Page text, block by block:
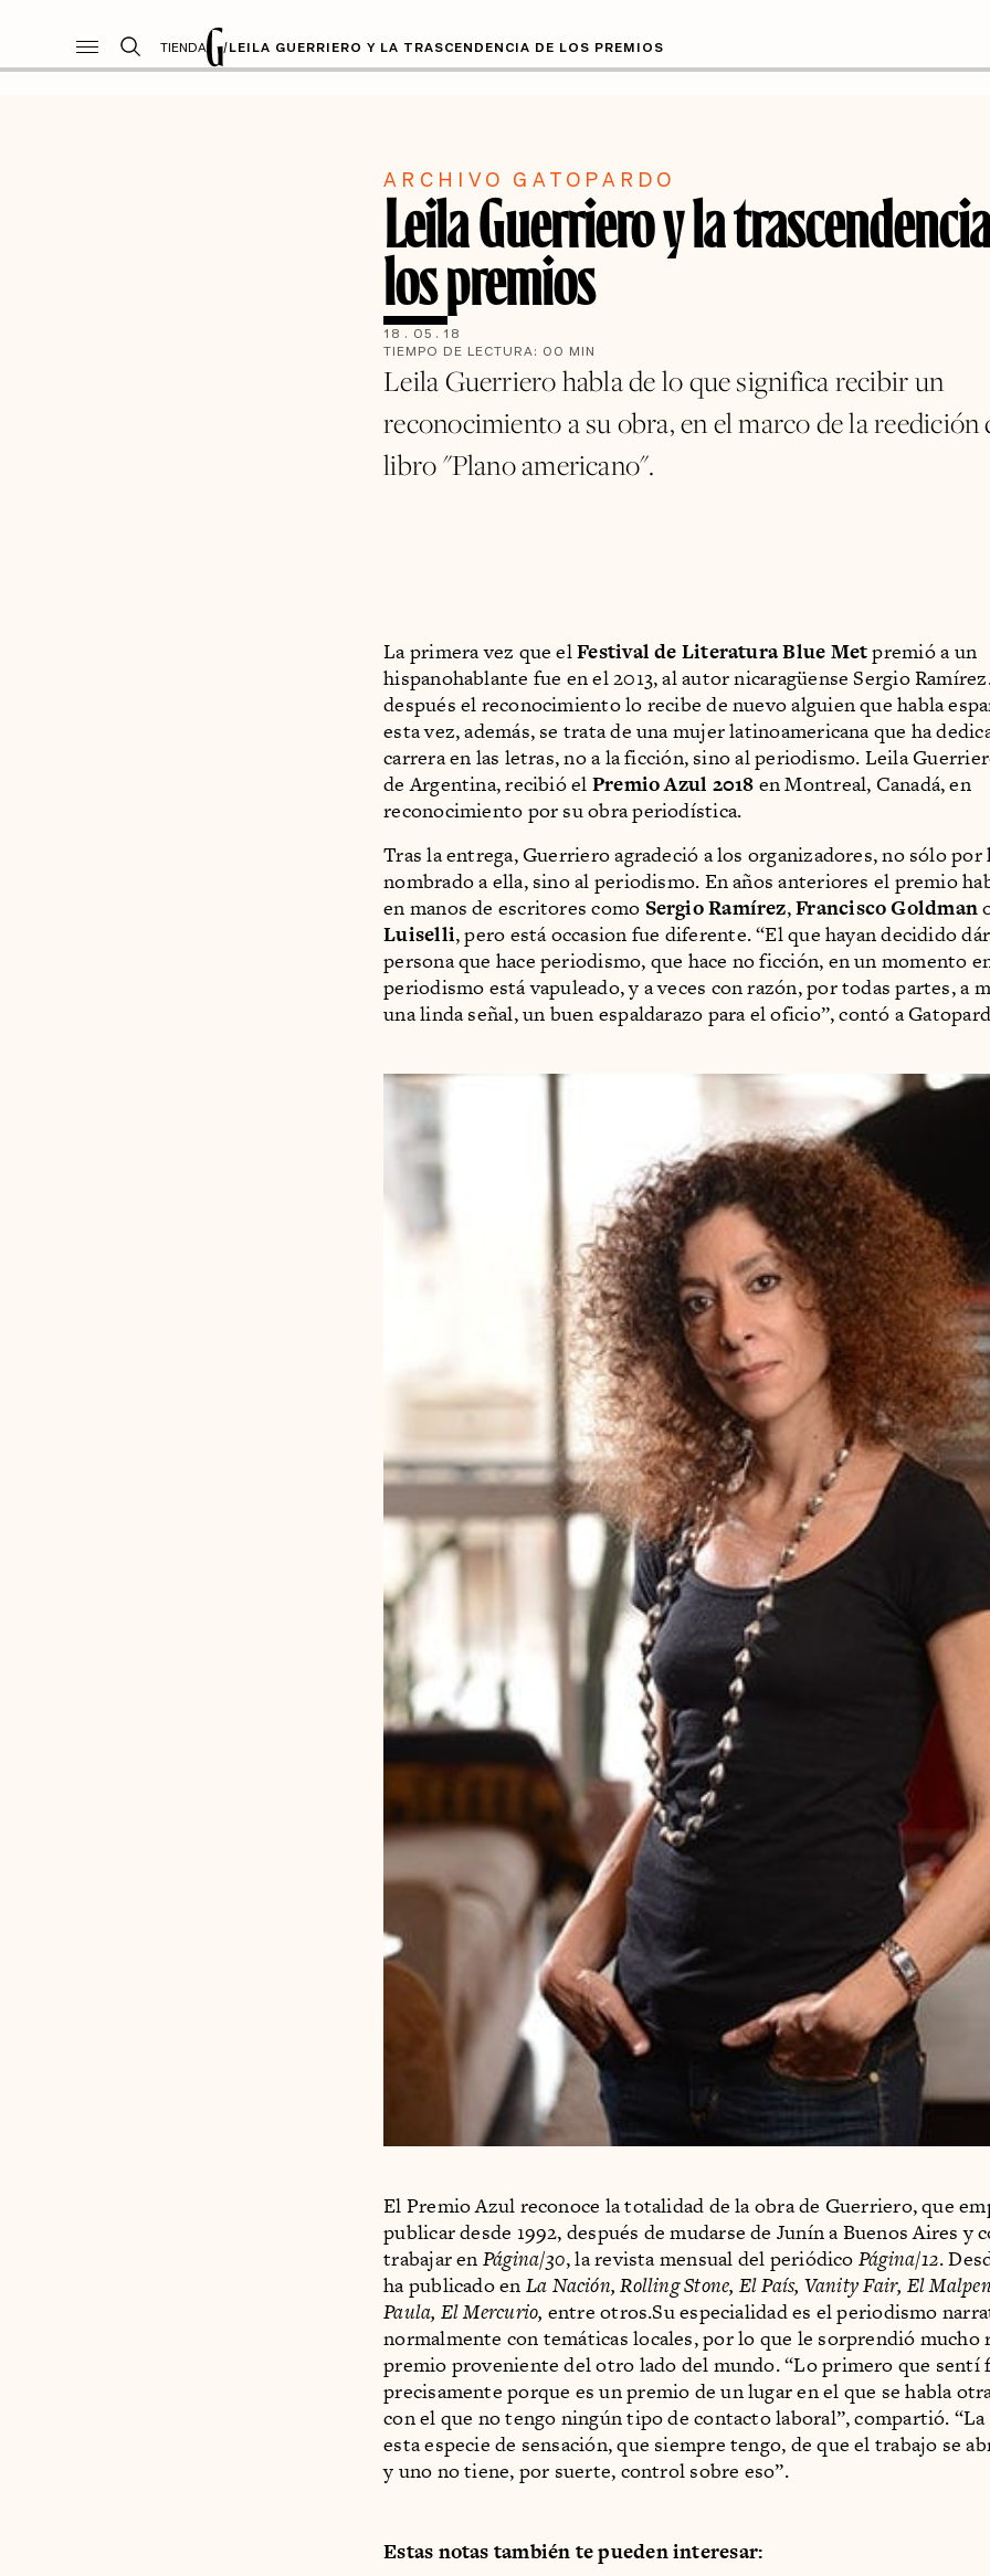
TIENDA /LEILA GUERRIERO Y LA TRASCENDENCIA DE LOS PREMIOS
ARCHIVO GATOPARDO
Leila Guerriero y la
los premios
18 . 05 . 18
TIEMPO DE LECTURA: 00 MIN
Leila Guerriero habla de lo que significa recibir un
reconocimiento a su obra, en el marco de la reedición
libro "Plano americano".
La primera vez que elFestival de Literatura Blue Metpremió a un
hispanohablante fue en el 2013, al autor nicaragüense Sergio
después el reconocimiento lo recibe de nuevo alguien que habla
esta vez, además, se trata de una mujer latinoamericana que ha
carrera en las letras, no a la ficción, sino al periodismo. Leila
de Argentina, recibió el Premio Azul 2018 en Montreal, Canadá, en
reconocimiento por su obra periodística.
Tras la entrega, Guerriero agradeció a los organizadores, no sólo por
nombrado a ella, sino al periodismo. En años anteriores el premio
en manos de escritores como Sergio Ramírez,Francisco Goldman
Luiselli, pero está occasion fue diferente. “El que hayan decidido
persona que hace periodismo, que hace no ficción, en un momento
periodismo está vapuleado, y a veces con razón, por todas partes, a
una linda señal, un buen espaldarazo para el oficio”, contó a
El Premio Azul reconoce la totalidad de la obra de Guerriero, que
publicar desde 1992, después de mudarse de Junín a Buenos Aires y
trabajar en Página/30, la revista mensual del periódico Página/12.
ha publicado en La Nación, Rolling Stone, El País, Vanity Fair, El
Paula, El Mercurio, entre otros.Su especialidad es el periodismo
normalmente con temáticas locales, por lo que le sorprendió mucho
premio proveniente del otro lado del mundo. “Lo primero que sentí
precisamente porque es un premio de un lugar en el que se habla
con el que no tengo ningún tipo de contacto laboral”, compartió.
esta especie de sensación, que siempre tengo, de que el trabajo se
y uno no tiene, por suerte, control sobre eso”.
Estas notas también te pueden interesar: